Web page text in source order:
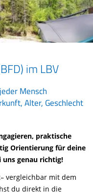
im LBV
Mensch
Alter, Geschlecht
praktische
Orientierung für deine
genau richtig!
vergleichbar mit dem
du direkt in die